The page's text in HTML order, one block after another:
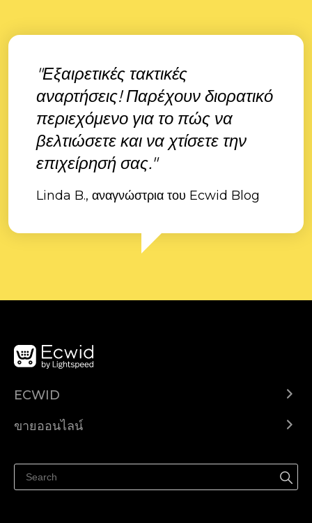
"Εξαιρετικές τακτικές
αναρτήσεις! Παρέχουν διορατικό
περιεχόμενο για το πώς να
βελτιώσετε και να χτίσετε την
επιχείρησή σας."
Linda B., αναγνώστρια του Ecwid Blog
ECWID
ราคา
ขายออนไลน์
ขายบนเฟสบุ๊ค